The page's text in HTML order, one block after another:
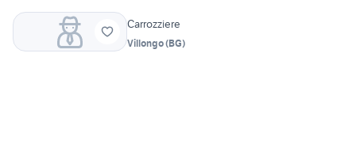
Carrozziere
Villongo(BG)